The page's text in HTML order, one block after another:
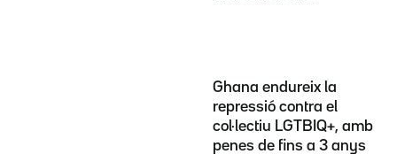
Ghana endureix la
repressió contra el
col·lectiu LGTBIQ+, amb
penes de fins a 3 anys